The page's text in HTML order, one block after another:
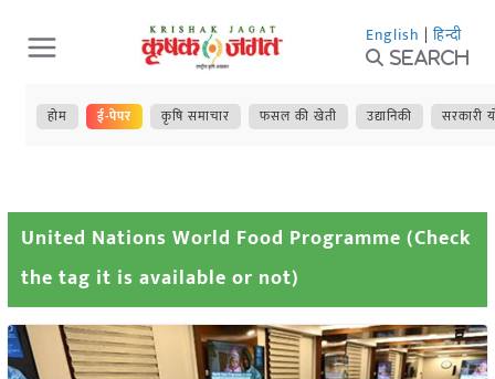
Skip
to
content
English | हिन्दी
Search
होम ई-पेपर कृषि समाचार फसल की खेती उद्यानिकी सरकारी
United Nations World Food Programme (Check
the tag it is available or not)